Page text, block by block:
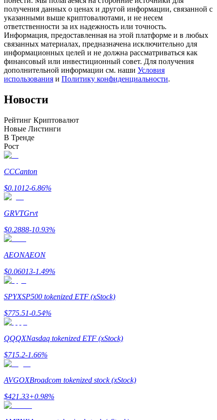
Станьте копи-трейдером
Наслаждайтесь распределением прибыли и комиссиями
за копи-трейдинг
Анализ больших данных, включая торговую информацию
и т. д.
Гид
Руководство для начинающих по фьючерсам
Узнайте, как оставаться прибыльным
получения данных о ценах и другой информации, связанной с
указанными выше криптовалютами, и не несем
ответственности за их надежность или точность.
Информация, предоставленная на этой платформе и в любых
связанных материалах, предназначена исключительно для
информационных целей и не должна рассматриваться как
финансовый или инвестиционный совет. Для получения
дополнительной информации см. наши Условия
использования и Политику конфиденциальности.
Новости
Рейтинг Криптовалют
Новые Листинги
В Тренде
Рост
CCCanton
$0.1012-6.86%
GRVTGrvt
$0.2888-10.93%
AEONAEON
$0.06013-1.49%
SPYXSP500 tokenized ETF (xStock)
$775.51-0.54%
QQQXNasdaq tokenized ETF (xStock)
$715.2-1.66%
AVGOXBroadcom tokenized stock (xStock)
$421.33+0.98%